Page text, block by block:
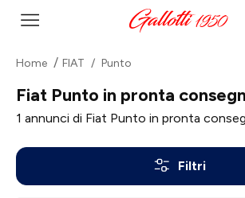
Home FIAT Punto
Fiat Punto in pronta
1 annunci di Fiat Punto in pronta
Filtri